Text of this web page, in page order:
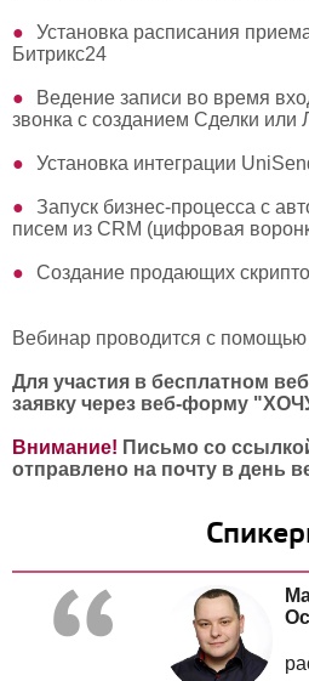
Установка расписания
Битрикс24
Ведение записи во время
звонка с созданием Сделки или
Установка интеграции
Запуск бизнес-процесса с
писем из CRM (цифровая
Создание продающих
Вебинар проводится с помощью
Для участия в бесплатном
заявку через веб-форму
Внимание! Письмо со
отправлено на почту в день